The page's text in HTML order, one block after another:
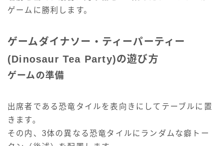
ゲームに勝利します。
ゲームダイナソー・ティーパーティー
(Dinosaur Tea Party)の遊び方
ゲームの準備
出席者である恐竜タイルを表向きにしてテーブルに置
きます。
その内、3体の異なる恐竜タイルにランダムな癖トー